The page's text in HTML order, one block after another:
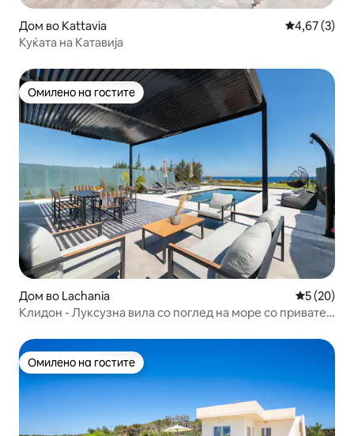
Дом во Kattavia Просечна
4,67 (3)
Куќата на Катавија
Омилено на гостите
Омилено на гостите
Дом во Lachania Просечна
5 (20)
Клидон - Луксузна вила со поглед на море со приватен
Омилено на гостите
Омилено на гостите